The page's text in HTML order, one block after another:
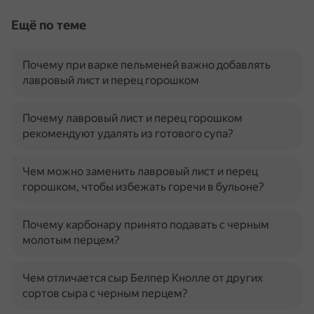
Ещё по теме
Почему при варке пельменей важно добавлять
лавровый лист и перец горошком
Почему лавровый лист и перец горошком
рекомендуют удалять из готового супа?
Чем можно заменить лавровый лист и перец
горошком, чтобы избежать горечи в бульоне?
Почему карбонару принято подавать с черным
молотым перцем?
Чем отличается сыр Белпер Кнолле от других
сортов сыра с черным перцем?